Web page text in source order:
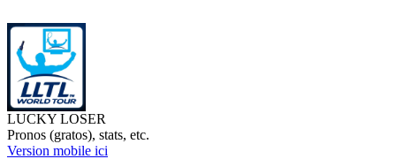
LUCKY LOSER
Pronos (gratos), stats, etc.
Version mobile ici